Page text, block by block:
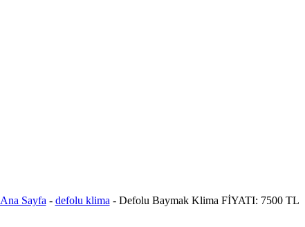
Ana Sayfa - defolu klima - Defolu Baymak Klima FİYATI: 7500 TL